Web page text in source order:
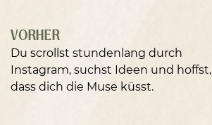
VORHER
Du scrollst stundenlang durch
Instagram, suchst Ideen und hoffst,
dass dich die Muse küsst.